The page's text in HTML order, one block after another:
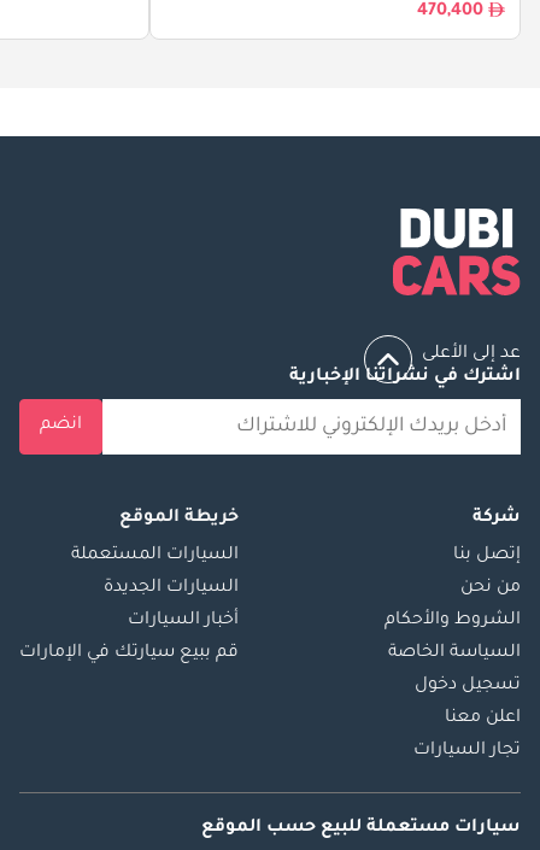
470,400
عد إلى الأعلى
اشترك في نشراتنا الإخبارية
انضم
شركة
إتصل بنا
من نحن
الشروط والأحكام
السياسة الخاصة
تسجيل دخول
اعلن معنا
تجار السيارات
خريطة الموقع
السيارات المستعملة
السيارات الجديدة
أخبار السيارات
قم ببيع سيارتك في الإمارات
سيارات مستعملة للبيع حسب الموقع